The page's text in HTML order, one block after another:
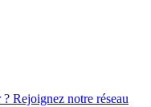
? Rejoignez notre réseau